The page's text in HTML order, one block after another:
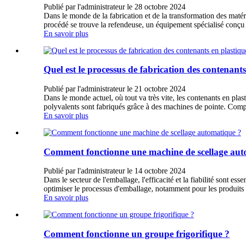
Publié par l'administrateur le 28 octobre 2024
Dans le monde de la fabrication et de la transformation des
procédé se trouve la refendeuse, un équipement spécialisé
En savoir plus
Quel est le processus de fabrication des
Publié par l'administrateur le 21 octobre 2024
Dans le monde actuel, où tout va très vite, les contenants en
polyvalents sont fabriqués grâce à des machines de pointe.
En savoir plus
Comment fonctionne une machine de scellage
Publié par l'administrateur le 14 octobre 2024
Dans le secteur de l'emballage, l'efficacité et la fiabilité sont
optimiser le processus d'emballage, notamment pour les
En savoir plus
Comment fonctionne un groupe frigorifique ?